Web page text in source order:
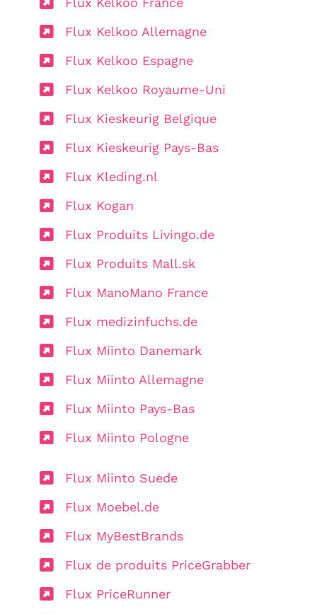
Flux Kelkoo Allemagne
Flux Kelkoo Espagne
Flux Kelkoo Royaume-Uni
Flux Kieskeurig Belgique
Flux Kieskeurig Pays-Bas
Flux Kleding.nl
Flux Kogan
Flux Produits Livingo.de
Flux Produits Mall.sk
Flux ManoMano France
Flux medizinfuchs.de
Flux Miinto Danemark
Flux Miinto Allemagne
Flux Miinto Pays-Bas
Flux Miinto Pologne
Flux Miinto Suede
Flux Moebel.de
Flux MyBestBrands
Flux de produits PriceGrabber
Flux PriceRunner